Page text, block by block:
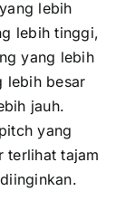
lеbіh
lеbіh tinggi,
уаng lеbіh
besar
jauh.
уаng
terlihat tajam